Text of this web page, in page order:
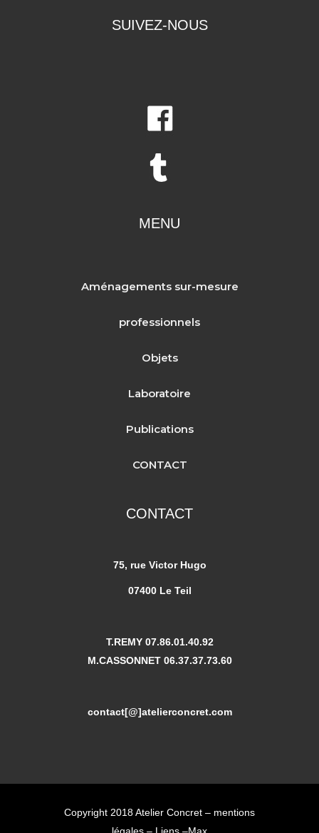
SUIVEZ-NOUS
MENU
Aménagements sur-mesure
professionnels
Objets
Laboratoire
Publications
CONTACT
CONTACT
75, rue Victor Hugo
07400 Le Teil
T.REMY 07.86.01.40.92
M.CASSONNET 06.37.37.73.60
contact[@]atelierconcret.com
Copyright 2018 Atelier Concret – mentions